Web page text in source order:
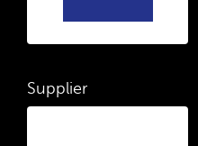
Supplier